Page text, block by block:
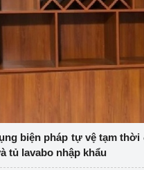
biện pháp tự vệ tạm
tủ lavabo nhập khẩu